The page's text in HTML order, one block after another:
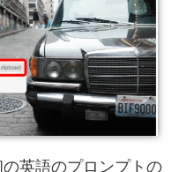
英語のプロンプトの